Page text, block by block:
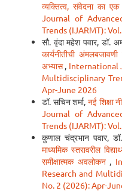
व्यक्तित्व, संवेदना का
Journal of
Trends (IJARMT):
सौ. वृंदा महेश पवार, डॉ.
कार्यनीतीची
अभ्यास, International
Multidisciplinary
Apr-June 2026
डॉ. सचिन शर्मा, नई शिक्षा
Journal of
Trends (IJARMT):
कुणाल चंद्रभान पवार,
माध्यमिक स्तरावरील
समीक्षात्मक अवलोकन ,
Research and
No. 2 (2026): Apr-